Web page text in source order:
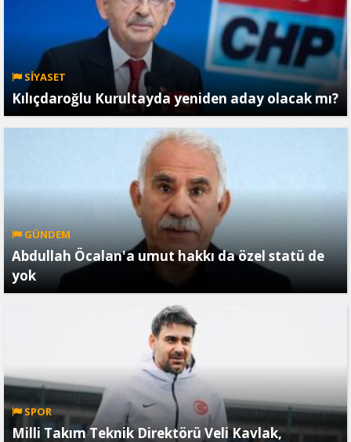
SİYASET
Kılıçdaroğlu Kurultayda yeniden aday olacak mı?
GÜNDEM
Abdullah Öcalan'a umut hakkı da özel statü de
yok
SPOR
Milli Takım Teknik Direktörü Veli Kavlak,